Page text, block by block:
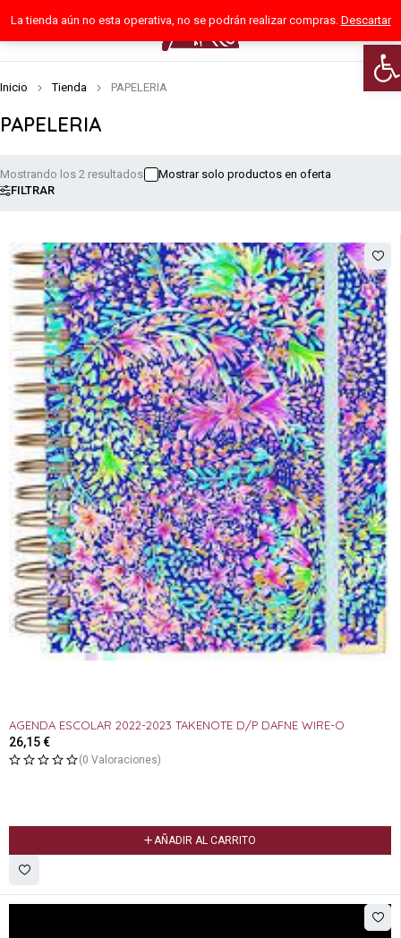
La tienda aún no esta operativa, no se podrán realizar compras. Descartar
0
PAPELERIA
Inicio Tienda PAPELERIA
FILTRAR
Mostrando los 2 resultados Mostrar solo productos en oferta
AGENDA ESCOLAR 2022-2023 TAKENOTE D/P DAFNE WIRE-O
26,15€
(0 Valoraciones)
AÑADIR AL CARRITO